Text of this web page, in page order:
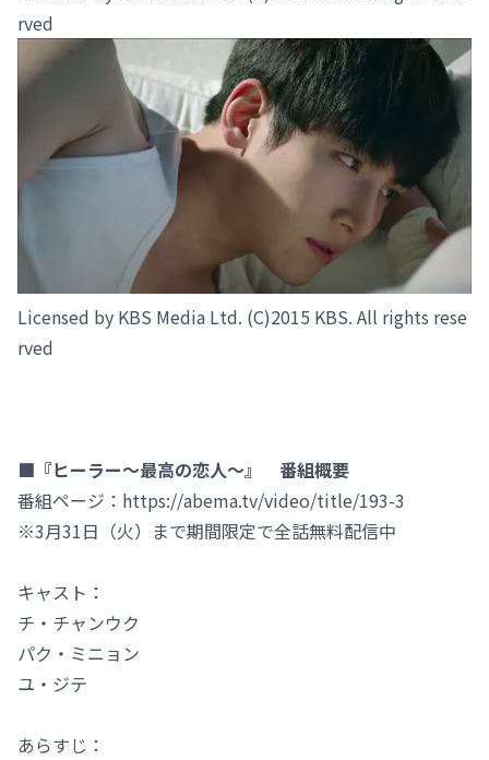
rved
Licensed by KBS Media Ltd. (C)2015 KBS. All rights rese
rved
■『ヒーラー～最高の恋人～』 番組概要
番組ページ：https://abema.tv/video/title/193-3
※3月31日（火）まで期間限定で全話無料配信中
キャスト：
チ・チャンウク
パク・ミニョン
ユ・ジテ
あらすじ：